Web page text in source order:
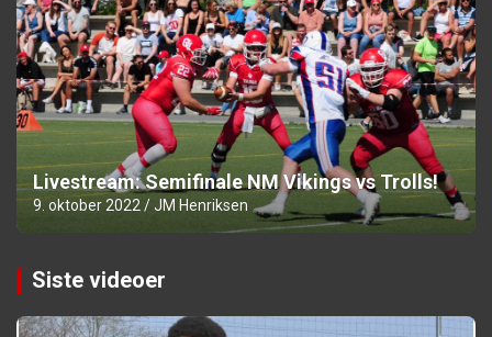
Livestream: Semifinale NM Vikings vs Trolls!
9. oktober 2022 JM Henriksen
Siste videoer